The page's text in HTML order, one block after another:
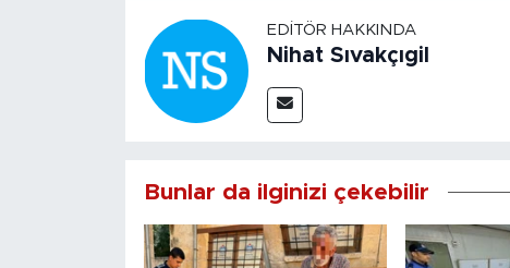
EDITÖR HAKKINDA
Nihat Sıvakçıgil
Bunlar da ilginizi çekebilir